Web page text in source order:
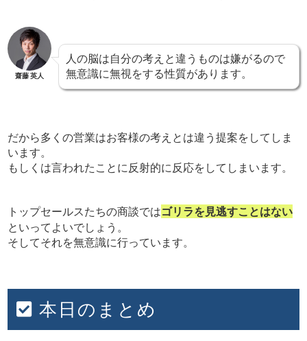
齋藤 英人
人の脳は自分の考えと違うものは嫌がるので
無意識に無視をする性質があります。
だから多くの営業はお客様の考えとは違う提案をしてしま
います。
もしくは言われたことに反射的に反応をしてしまいます。
トップセールスたちの商談ではゴリラを見逃すことはない
といってよいでしょう。
そしてそれを無意識に行っています。
本日のまとめ